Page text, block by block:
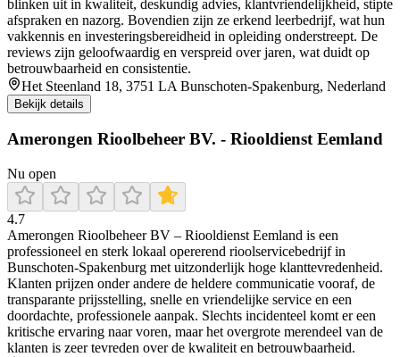
blinken uit in kwaliteit, deskundig advies, klantvriendelijkheid, stipte
afspraken en nazorg. Bovendien zijn ze erkend leerbedrijf, wat hun
vakkennis en investeringsbereidheid in opleiding onderstreept. De
reviews zijn geloofwaardig en verspreid over jaren, wat duidt op
betrouwbaarheid en consistentie.
Het Steenland 18, 3751 LA Bunschoten-Spakenburg, Nederland
Bekijk details
Amerongen Rioolbeheer BV. - Riooldienst Eemland
Nu open
4.7
Amerongen Rioolbeheer BV – Riooldienst Eemland is een
professioneel en sterk lokaal opererend rioolservicebedrijf in
Bunschoten‑Spakenburg met uitzonderlijk hoge klanttevredenheid.
Klanten prijzen onder andere de heldere communicatie vooraf, de
transparante prijsstelling, snelle en vriendelijke service en een
doordachte, professionele aanpak. Slechts incidenteel komt er een
kritische ervaring naar voren, maar het overgrote merendeel van de
klanten is zeer tevreden over de kwaliteit en betrouwbaarheid.